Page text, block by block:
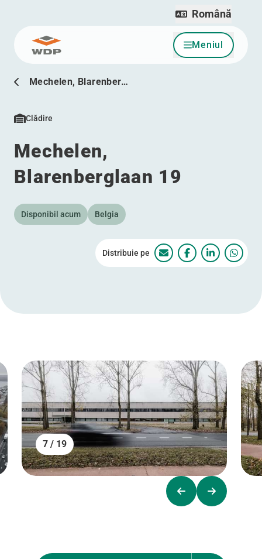
Sari la conținut Meniul
Română
Mechelen, Blarenber…
Clădire
Mechelen,
Blarenberglaan 19
Disponibil acum Belgia
Distribuie pe Mechelen,Mechelen,Mechelen,
7 / 19